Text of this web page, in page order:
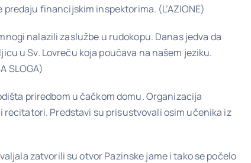
financijskim inspektorima. (L’AZIONE)
nalazili zaslužbe u rudokopu. Danas jedva da
u Sv. Lovreču koja poučava na našem jeziku.
SLOGA)
priredbom u čačkom domu. Organizacija
recitatori. Predstavi su prisustvovali osim učenika iz
zatvorili su otvor Pazinske jame i tako se počelo